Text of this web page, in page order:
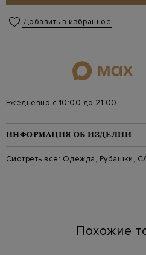
Добавить в избранное
Ежедневно с 10:00 до 21:00
ИНФОРМАЦИЯ ОБ ИЗДЕЛИИ
Материал: хлопок 100%
Стиль: Классические
Смотреть все: Одежда, Рубашки,
Похожие